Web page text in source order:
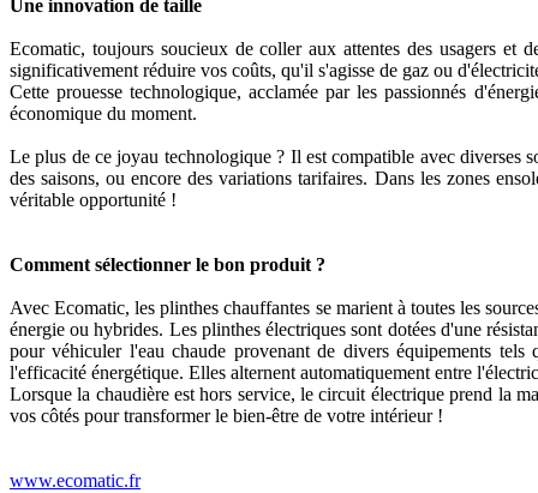
Une innovation de taille
Ecomatic, toujours soucieux de coller aux attentes des usagers et
significativement réduire vos coûts, qu'il s'agisse de gaz ou
Cette prouesse technologique, acclamée par les passionnés
économique du moment.
Le plus de ce joyau technologique ? Il est compatible avec diverses
des saisons, ou encore des variations tarifaires. Dans les zones
véritable opportunité !
Comment sélectionner le bon produit ?
Avec Ecomatic, les plinthes chauffantes se marient à toutes les
énergie ou hybrides. Les plinthes électriques sont dotées d'une
pour véhiculer l'eau chaude provenant de divers équipements
l'efficacité énergétique. Elles alternent automatiquement entre
Lorsque la chaudière est hors service, le circuit électrique prend la
vos côtés pour transformer le bien-être de votre intérieur !
www.ecomatic.fr